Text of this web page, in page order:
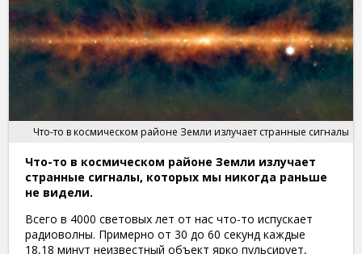
Что-то в космическом районе Земли излучает странные сигналы
Что-то в космическом районе Земли излучает
странные сигналы, которых мы никогда раньше
не видели.
Всего в 4000 световых лет от нас что-то испускает
радиоволны. Примерно от 30 до 60 секунд каждые
18,18 минут неизвестный объект ярко пульсирует,